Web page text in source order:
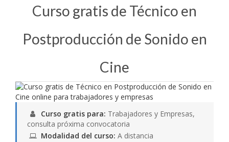
Curso gratis de Técnico en
Postproducción de Sonido en
Cine
Curso gratis para: Trabajadores y Empresas,
consulta próxima convocatoria
Modalidad del curso: A distancia